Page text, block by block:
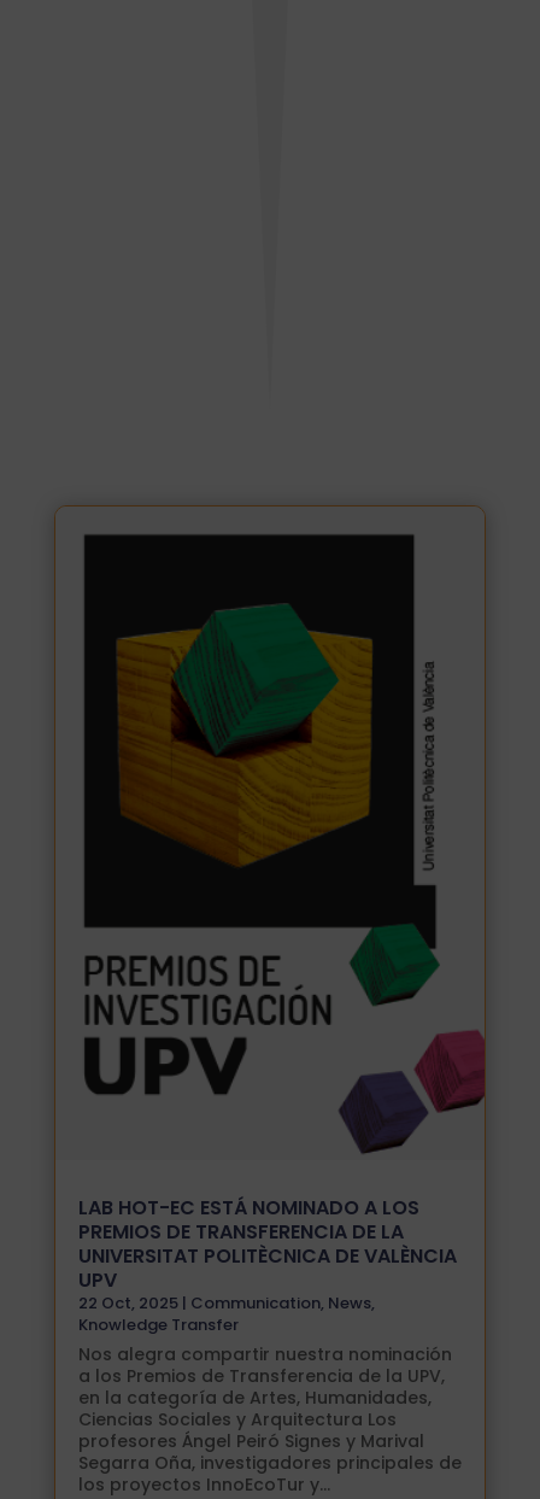
LAB HOT-EC ESTÁ NOMINADO A LOS
PREMIOS DE TRANSFERENCIA DE LA
UNIVERSITAT POLITÈCNICA DE VALÈNCIA
UPV
22 Oct, 2025| Communication, News,
Knowledge Transfer
Nos alegra compartir nuestra nominación
a los Premios de Transferencia de la UPV,
en la categoría de Artes, Humanidades,
Ciencias Sociales y Arquitectura Los
profesores Ángel Peiró Signes y Marival
Segarra Oña, investigadores principales de
los proyectos InnoEcoTur y...